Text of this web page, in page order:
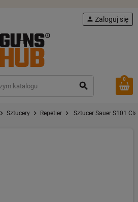
search
person Zaloguj się
0
chevron_right Sztucery chevron_right Repetier chevron_right Sztucer Sauer S101